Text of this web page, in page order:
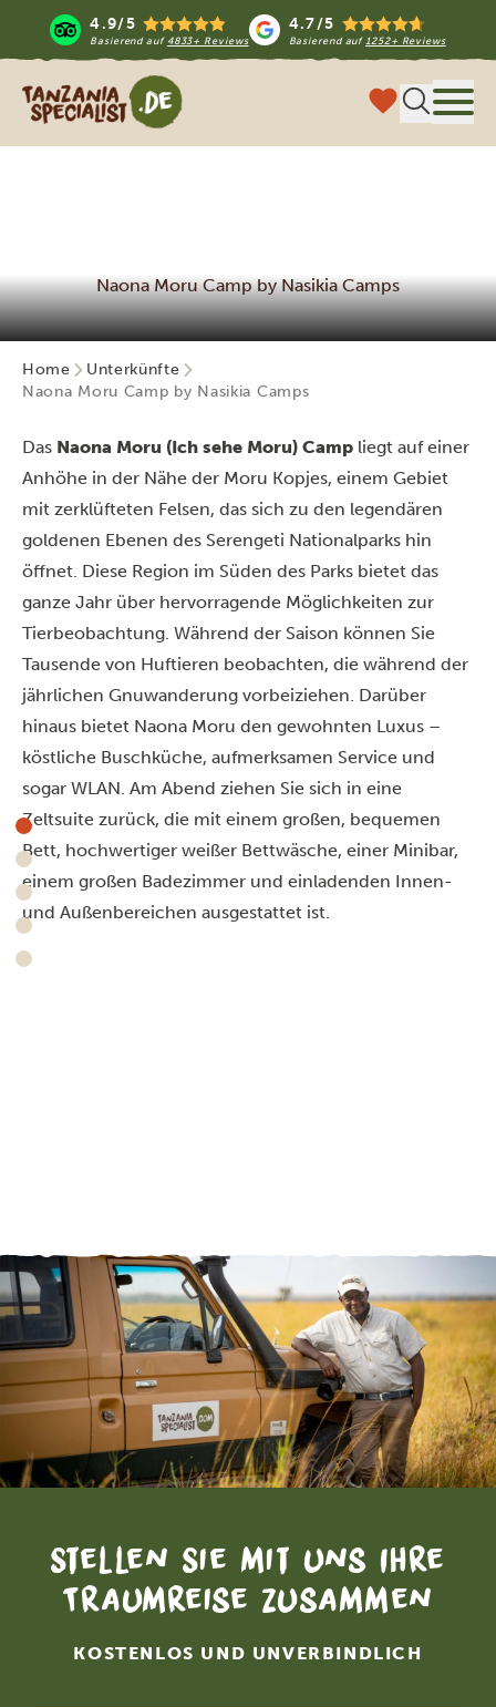
4.9/5
Basierend auf 4833+ Reviews
4.7/5
Basierend auf1252+ Reviews
Tanzania Specialist
Naona Moru Camp by Nasikia Camps
Home
Unterkünfte
Naona Moru Camp by Nasikia Camps
Das Naona Moru (Ich sehe Moru) Camp liegt auf einer
Anhöhe in der Nähe der Moru Kopjes, einem Gebiet
mit zerklüfteten Felsen, das sich zu den legendären
goldenen Ebenen des Serengeti Nationalparks hin
öffnet. Diese Region im Süden des Parks bietet das
ganze Jahr über hervorragende Möglichkeiten zur
Tierbeobachtung. Während der Saison können Sie
Tausende von Huftieren beobachten, die während der
jährlichen Gnuwanderung vorbeiziehen. Darüber
hinaus bietet Naona Moru den gewohnten Luxus –
köstliche Buschküche, aufmerksamen Service und
sogar WLAN. Am Abend ziehen Sie sich in eine
Zeltsuite zurück, die mit einem großen, bequemen
Bett, hochwertiger weißer Bettwäsche, einer Minibar,
einem großen Badezimmer und einladenden Innen-
und Außenbereichen ausgestattet ist.
Stellen Sie mit uns Ihre
Traumreise zusammen
KOSTENLOS UND UNVERBINDLICH